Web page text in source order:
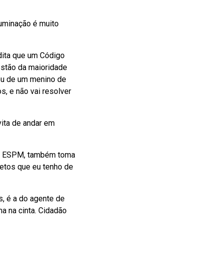
é muito
que um Código
da maioridade
de um menino de
e não vai resolver
de andar em
também toma
que eu tenho de
é a do agente de
na cinta. Cidadão